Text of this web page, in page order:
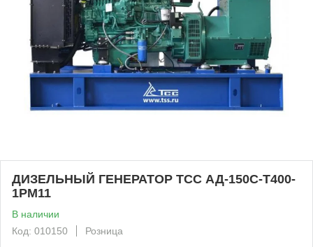
ДИЗЕЛЬНЫЙ ГЕНЕРАТОР ТСС АД-150С-Т400-
1РМ11
В наличии
Код: 010150
Розница